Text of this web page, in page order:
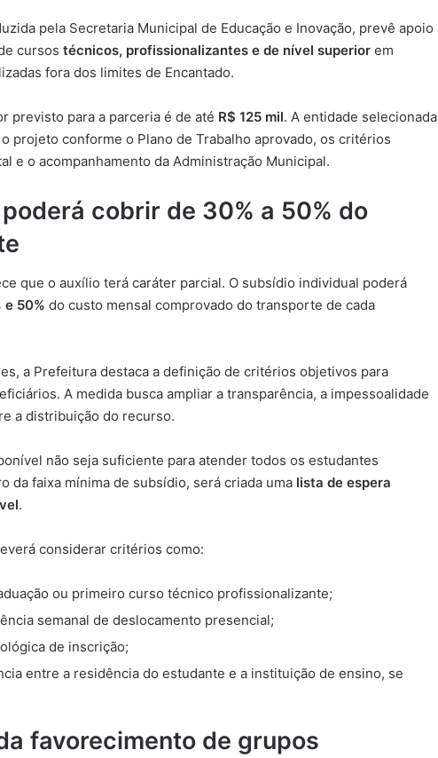
pela Secretaria Municipal de Educação e Inovação, prevê apoio
cursostécnicos, profissionalizantes e de nível superior em
fora dos limites de Encantado.
previsto para a parceria é de até R$ 125 mil. A entidade selecionada
projeto conforme o Plano de Trabalho aprovado, os critérios
e o acompanhamento da Administração Municipal.
cobrir de 30% a 50% do
que o auxílio terá caráter parcial. O subsídio individual poderá
e 50% do custo mensal comprovado do transporte de cada
a Prefeitura destaca a definição de critérios objetivos para
A medida busca ampliar a transparência, a impessoalidade
a distribuição do recurso.
não seja suficiente para atender todos os estudantes
da faixa mínima de subsídio, será criada uma lista de espera
.
considerar critérios como:
ou primeiro curso técnico profissionalizante;
semanal de deslocamento presencial;
de inscrição;
entre a residência do estudante e a instituição de ensino, se
favorecimento de grupos